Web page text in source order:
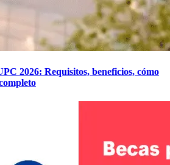
2026: Requisitos, beneficios, cómo